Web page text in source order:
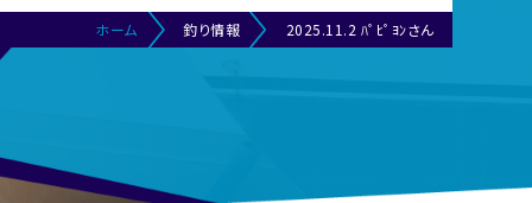
ホーム 釣り情報 2025.11.2 ﾊﾟﾋﾟﾖﾝさん